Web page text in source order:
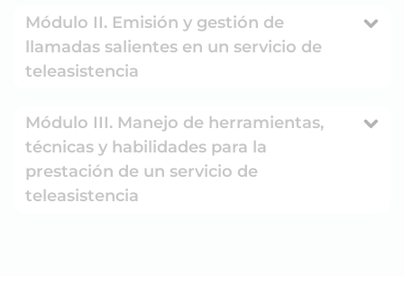
Módulo II. Emisión y gestión de
llamadas salientes en un servicio de
teleasistencia
Módulo III. Manejo de herramientas,
técnicas y habilidades para la
prestación de un servicio de
teleasistencia